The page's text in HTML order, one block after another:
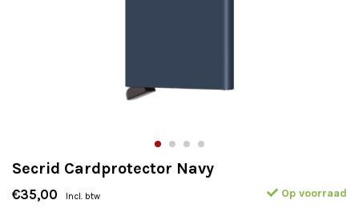
Secrid Cardprotector Navy
€35,00 Incl. btw Op voorraad